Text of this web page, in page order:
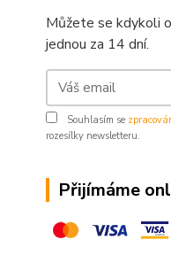
Můžete se kdykoli
jednou za 14 dní.
Souhlasím se
rozesílky newsletteru.
Přijímáme